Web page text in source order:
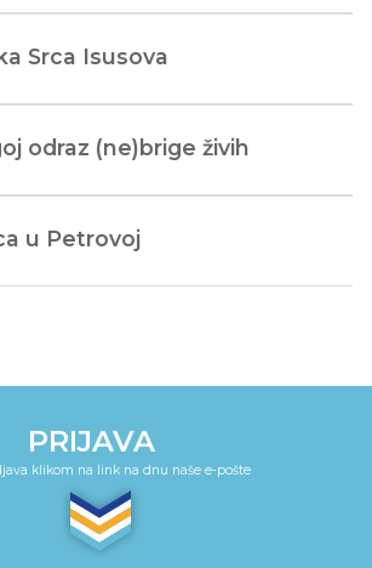
Srca Isusova
odraz (ne)brige živih
u Petrovoj
PRIJAVA
klikom na link na dnu naše e-pošte